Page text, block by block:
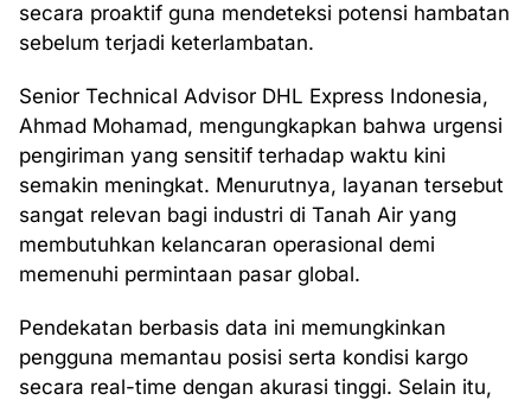
secara proaktif guna mendeteksi potensi hambatan
sebelum terjadi keterlambatan.
Senior Technical Advisor DHL Express Indonesia,
Ahmad Mohamad, mengungkapkan bahwa urgensi
pengiriman yang sensitif terhadap waktu kini
semakin meningkat. Menurutnya, layanan tersebut
sangat relevan bagi industri di Tanah Air yang
membutuhkan kelancaran operasional demi
memenuhi permintaan pasar global.
Pendekatan berbasis data ini memungkinkan
pengguna memantau posisi serta kondisi kargo
secara real-time dengan akurasi tinggi. Selain itu,